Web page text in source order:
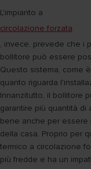
L'impianto a
circolazione forzata
, invece, prevede che i
bollitore può essere
Questo sistema, come
quanto riguarda
Innanzitutto, il bollitore
garantire più quantità di
bene anche per essere
della casa. Proprio per
termico a circolazione
più fredde e ha un